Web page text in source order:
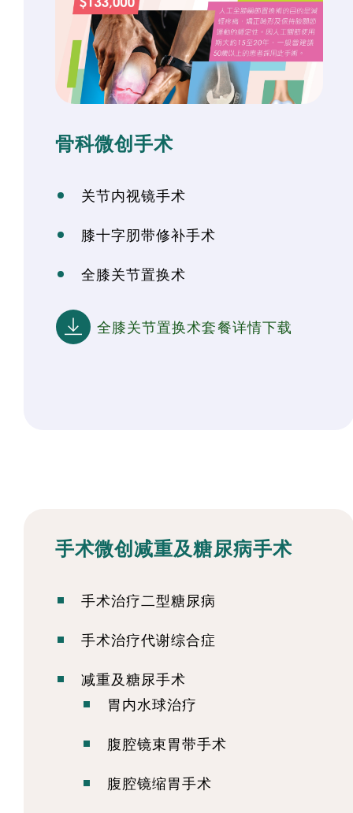
骨科微创手术
关节内视镜手术
膝十字肕带修补手术
全膝关节置换术
全膝关节置换术套餐详情下载
手术微创减重及糖尿病手术
手术治疗二型糖尿病
手术治疗代谢综合症
减重及糖尿手术
胃内水球治疗
腹腔镜束胃带手术
腹腔镜缩胃手术